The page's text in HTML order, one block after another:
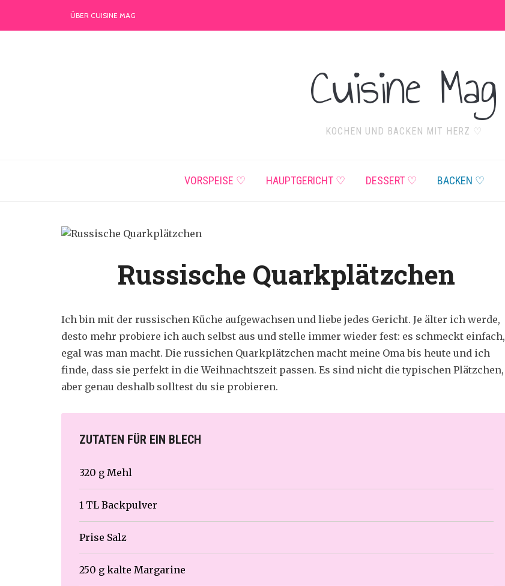
ÜBER CUISINE MAG
Cuisine Mag
KOCHEN UND BACKEN MIT HERZ ♡
VORSPEISE ♡ HAUPTGERICHT ♡ DESSERT ♡ BACKEN ♡
Russische Quarkplätzchen
Ich bin mit der russischen Küche aufgewachsen und liebe jedes Gericht. Je älter ich werde,
desto mehr probiere ich auch selbst aus und stelle immer wieder fest: es schmeckt einfach,
egal was man macht. Die russichen Quarkplätzchen macht meine Oma bis heute und ich
finde, dass sie perfekt in die Weihnachtszeit passen. Es sind nicht die typischen Plätzchen,
aber genau deshalb solltest du sie probieren.
ZUTATEN FÜR EIN BLECH
320 g Mehl
1 TL Backpulver
Prise Salz
250 g kalte Margarine